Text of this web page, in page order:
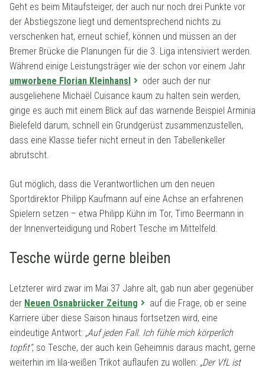
Geht es beim Mitaufsteiger, der auch nur noch drei Punkte vor
der Abstiegszone liegt und dementsprechend nichts zu
verschenken hat, erneut schief, können und müssen an der
Bremer Brücke die Planungen für die 3. Liga intensiviert werden.
Während einige Leistungsträger wie der schon vor einem Jahr
umworbene Florian Kleinhansl
oder auch der nur
ausgeliehene Michaël Cuisance kaum zu halten sein werden,
ginge es auch mit einem Blick auf das warnende Beispiel Arminia
Bielefeld darum, schnell ein Grundgerüst zusammenzustellen,
dass eine Klasse tiefer nicht erneut in den Tabellenkeller
abrutscht.
Gut möglich, dass die Verantwortlichen um den neuen
Sportdirektor Philipp Kaufmann auf eine Achse an erfahrenen
Spielern setzen – etwa Philipp Kühn im Tor, Timo Beermann in
der Innenverteidigung und Robert Tesche im Mittelfeld.
Tesche würde gerne bleiben
Letzterer wird zwar im Mai 37 Jahre alt, gab nun aber gegenüber
der Neuen Osnabrücker Zeitung
auf die Frage, ob er seine
Karriere über diese Saison hinaus fortsetzen wird, eine
eindeutige Antwort: „Auf jeden Fall. Ich fühle mich körperlich
topfit“, so Tesche, der auch kein Geheimnis daraus macht, gerne
weiterhin im lila-weißen Trikot auflaufen zu wollen: „Der VfL ist